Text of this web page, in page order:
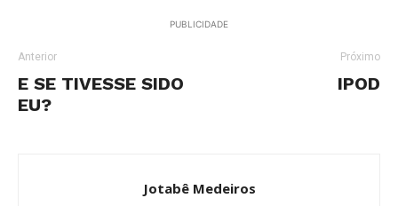
PUBLICIDADE
Anterior
E SE TIVESSE SIDO
EU?
Próximo
IPOD
Jotabê Medeiros